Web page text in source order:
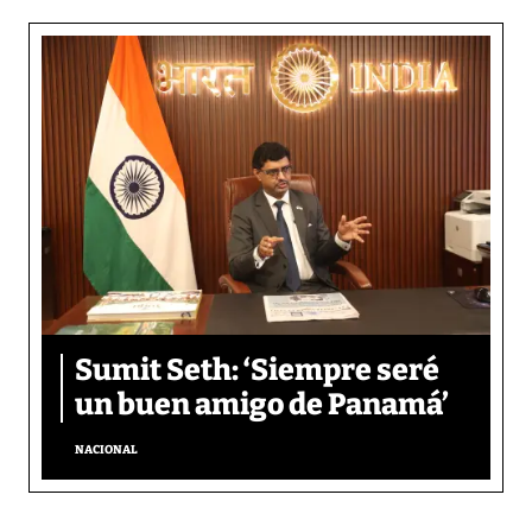
Sumit Seth: ‘Siempre seré
un buen amigo de Panamá’
NACIONAL